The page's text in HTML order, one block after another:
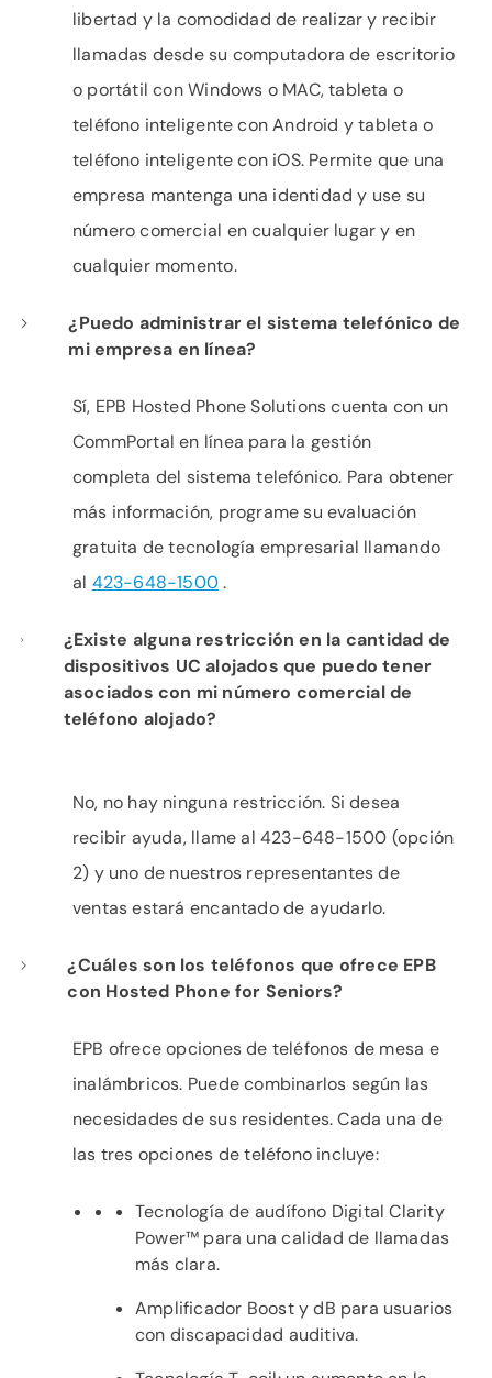
libertad y la comodidad de realizar y recibir
llamadas desde su computadora de escritorio
o portátil con Windows o MAC, tableta o
teléfono inteligente con Android y tableta o
teléfono inteligente con iOS. Permite que una
empresa mantenga una identidad y use su
número comercial en cualquier lugar y en
cualquier momento.
¿Puedo administrar el sistema telefónico de
mi empresa en línea?
Sí, EPB Hosted Phone Solutions cuenta con un
CommPortal en línea para la gestión
completa del sistema telefónico. Para obtener
más información, programe su evaluación
gratuita de tecnología empresarial llamando
al 423-648-1500.
¿Existe alguna restricción en la cantidad de
dispositivos UC alojados que puedo tener
asociados con mi número comercial de
teléfono alojado?
No, no hay ninguna restricción. Si desea
recibir ayuda, llame al 423-648-1500 (opción
2) y uno de nuestros representantes de
ventas estará encantado de ayudarlo.
¿Cuáles son los teléfonos que ofrece EPB
con Hosted Phone for Seniors?
EPB ofrece opciones de teléfonos de mesa e
inalámbricos. Puede combinarlos según las
necesidades de sus residentes. Cada una de
las tres opciones de teléfono incluye:
Tecnología de audífono Digital Clarity
Power™ para una calidad de llamadas
más clara.
Amplificador Boost y dB para usuarios
con discapacidad auditiva.